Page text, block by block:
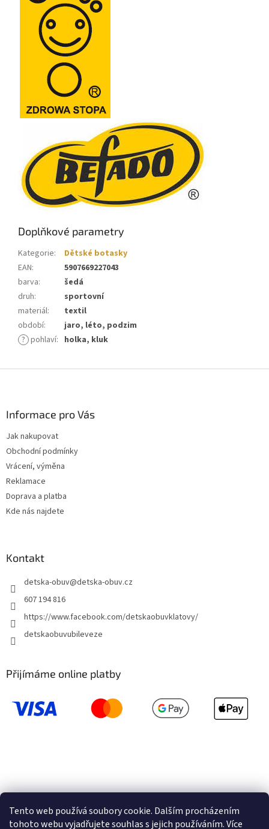
Tento web používá soubory cookie. Dalším procházením
tohoto webu vyjadřujete souhlas s jejich používáním. Více
Doplňkové parametry
Kategorie:
Dětské botasky
EAN:
5907669227043
barva:
šedá
druh:
sportovní
materiál:
textil
období:
jaro, léto, podzim
? pohlaví: holka, kluk
Informace pro Vás
Jak nakupovat
Obchodní podmínky
Vrácení, výměna
Reklamace
Doprava a platba
Kde nás najdete
Kontakt
detska-obuv@detska-obuv.cz
607 194 816
https://www.facebook.com/detskaobuvklatovy/
detskaobuvubileveze
Přijímáme online platby